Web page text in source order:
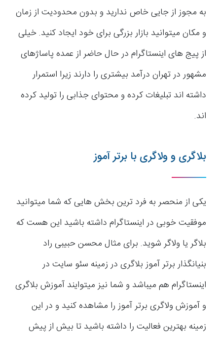
به مجوز از جایی خاص ندارید و بدون محدودیت از زمان
و مکان میتوانید بازار بزرگی برای خود ایجاد کنید. خیلی
از پیج های اینستاگرام در حال حاضر از عمده پاساژهای
مشهور در تهران درآمد بیشتری را دارند زیرا استمرار
داشته اند تبلیغات کرده و محتوای جذابی را تولید کرده
اند.
بلاگری و ولاگری با برتر آموز
یکی از منحصر به فرد ترین بخش هایی که شما میتوانید
موفقیت خوبی در اینستاگرام داشته باشید این هست که
بلاگر یا ولاگر شوید. برای مثال محسن حبیبی راد
بنیانگذار برتر آموز بلاگری در زمینه سئو سایت در
اینستاگرام هم میباشد و شما نیز میتوایند آموزش بلاگری
و آموزش ولاگری برتر آموز را مشاهده کنید و در این
زمینه بهترین فعالیت را داشته باشید تا بیش از پیش